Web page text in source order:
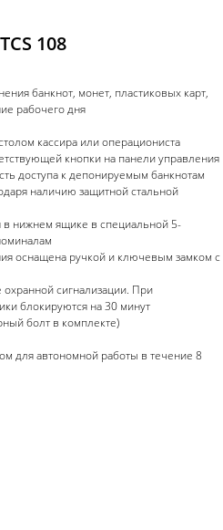
108
банкнот, монет, пластиковых карт,
рабочего дня
кассира или операциониста
кнопки на панели управления
доступа к депонируемым банкнотам
наличию защитной стальной
в нижнем ящике в специальной 5-
оснащена ручкой и ключевым замком с
сигнализации. При
блокируются на 30 минут
болт в комплекте)
для автономной работы в течение 8